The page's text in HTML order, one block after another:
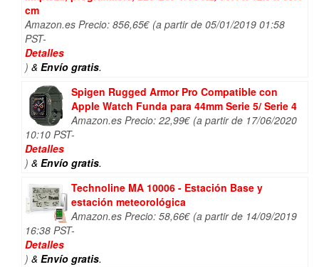
cm
Amazon.es Precio: 856,65€ (a partir de 05/01/2019 01:58
PST-
Detalles
) & Envío gratis.
Spigen Rugged Armor Pro Compatible con
Apple Watch Funda para 44mm Serie 5/ Serie 4
Amazon.es Precio: 22,99€ (a partir de 17/06/2020
10:10 PST-
Detalles
) & Envío gratis.
Technoline MA 10006 - Estación Base y
estación meteorológica
Amazon.es Precio: 58,66€ (a partir de 14/09/2019
16:38 PST-
Detalles
) & Envío gratis.